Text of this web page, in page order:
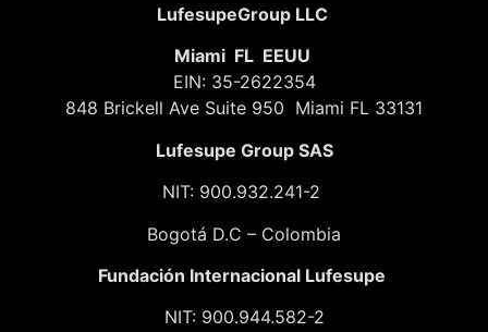
LufesupeGroup LLC
Miami FL EEUU
EIN: 35-2622354
848 Brickell Ave Suite 950 Miami FL 33131
Lufesupe Group SAS
NIT: 900.932.241-2
Bogotá D.C – Colombia
Fundación Internacional Lufesupe
NIT: 900.944.582-2